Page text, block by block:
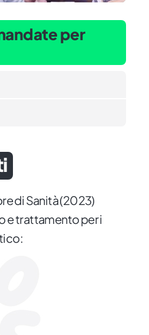
per
di Sanità (2023)
e trattamento per i